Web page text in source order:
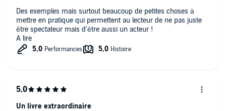
Des exemples mais surtout beaucoup de petites choses à
mettre en pratique qui permettent au lecteur de ne pas juste
être spectateur mais d'être aussi un acteur !
A lire
Un livre extraordinaire